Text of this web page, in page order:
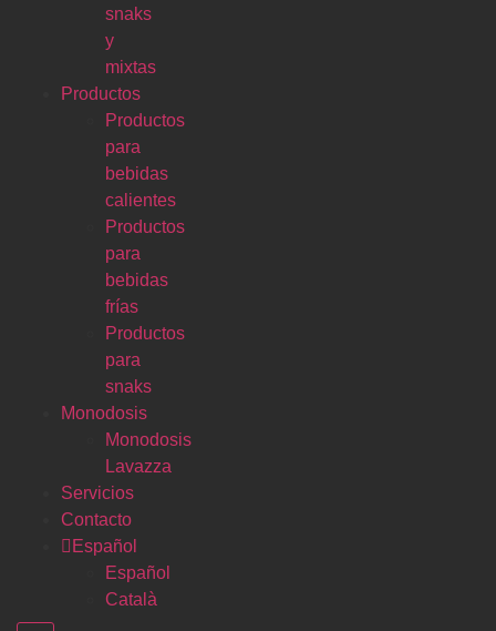
snaks
y
mixtas
Productos
Productos
para
bebidas
calientes
Productos
para
bebidas
frías
Productos
para
snaks
Monodosis
Monodosis
Lavazza
Servicios
Contacto
Español
Español
Català